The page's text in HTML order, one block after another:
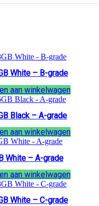
White – B-grade
aan winkelwagen
Black – A-grade
aan winkelwagen
White – A-grade
aan winkelwagen
White – C-grade